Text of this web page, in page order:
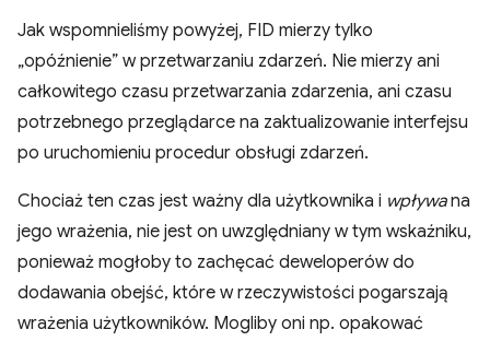
Jak wspomnieliśmy powyżej, FID mierzy tylko
„opóźnienie” w przetwarzaniu zdarzeń. Nie mierzy ani
całkowitego czasu przetwarzania zdarzenia, ani czasu
potrzebnego przeglądarce na zaktualizowanie interfejsu
po uruchomieniu procedur obsługi zdarzeń.
Chociaż ten czas jest ważny dla użytkownika i wpływana
jego wrażenia, nie jest on uwzględniany w tym wskaźniku,
ponieważ mogłoby to zachęcać deweloperów do
dodawania obejść, które w rzeczywistości pogarszają
wrażenia użytkowników. Mogliby oni np. opakować